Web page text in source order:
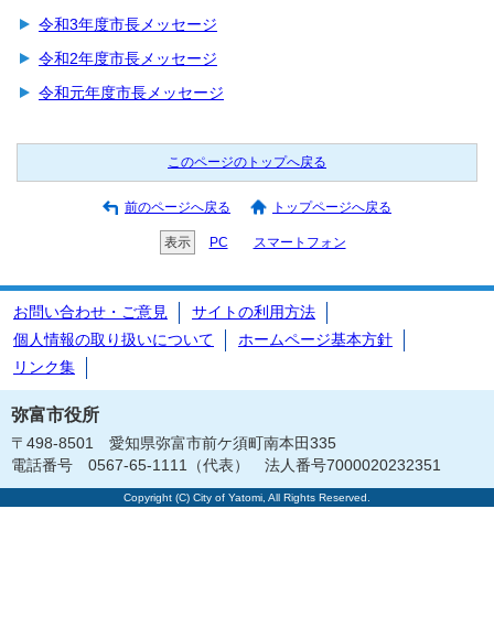
令和3年度市長メッセージ
令和2年度市長メッセージ
令和元年度市長メッセージ
このページのトップへ戻る
前のページへ戻る トップページへ戻る
表示 PC スマートフォン
お問い合わせ・ご意見
サイトの利用方法
個人情報の取り扱いについて
ホームページ基本方針
リンク集
弥富市役所
〒498-8501 愛知県弥富市前ケ須町南本田335
電話番号 0567-65-1111（代表） 法人番号7000020232351
Copyright (C) City of Yatomi, All Rights Reserved.